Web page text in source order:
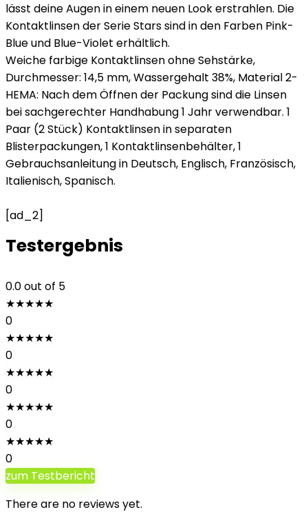
lässt deine Augen in einem neuen Look erstrahlen. Die
Kontaktlinsen der Serie Stars sind in den Farben Pink-
Blue und Blue-Violet erhältlich.
Weiche farbige Kontaktlinsen ohne Sehstärke,
Durchmesser: 14,5 mm, Wassergehalt 38%, Material 2-
HEMA: Nach dem Öffnen der Packung sind die Linsen
bei sachgerechter Handhabung 1 Jahr verwendbar. 1
Paar (2 Stück) Kontaktlinsen in separaten
Blisterpackungen, 1 Kontaktlinsenbehälter, 1
Gebrauchsanleitung in Deutsch, Englisch, Französisch,
Italienisch, Spanisch.
[ad_2]
Testergebnis
0.0out of 5
★★★★★
0
★★★★★
0
★★★★★
0
★★★★★
0
★★★★★
0
zum Testbericht
There are no reviews yet.